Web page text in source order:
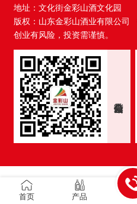
地址：文化街金彩山酒文化园
版权：山东金彩山酒业有限公司
创业有风险，投资需谨慎。
首页 产品